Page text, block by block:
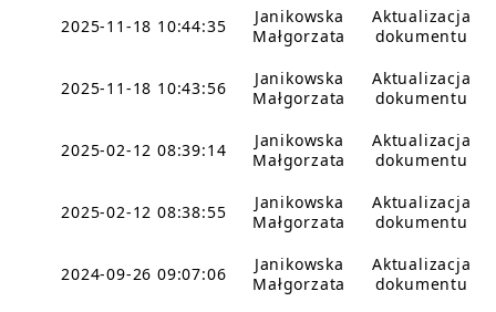
2025-11-18 10:44:35
Janikowska
Małgorzata
Aktualizacja
dokumentu
2025-11-18 10:43:56
Janikowska
Małgorzata
Aktualizacja
dokumentu
2025-02-12 08:39:14
Janikowska
Małgorzata
Aktualizacja
dokumentu
2025-02-12 08:38:55
Janikowska
Małgorzata
Aktualizacja
dokumentu
2024-09-26 09:07:06
Janikowska
Małgorzata
Aktualizacja
dokumentu